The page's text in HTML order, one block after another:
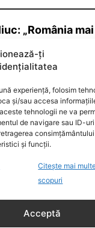
ți
experiență, folosim
și/sau accesa
tehnologii ne va
de navigare sau ID-
și funcții.
Citește mai
scopuri
Acceptă
„România
„15 martie 2023 –
si Proiectelor Europene,
atunci de PNL-istul
anunta plin de trufie: